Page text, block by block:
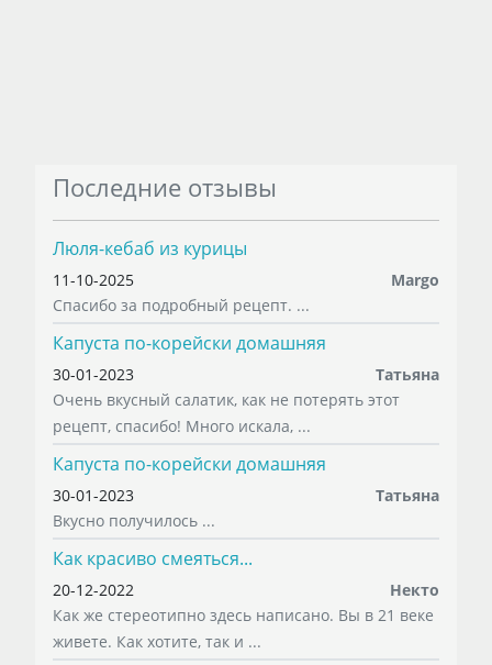
Последние отзывы
Люля-кебаб из курицы
11-10-2025
Margo
Спасибо за подробный рецепт. ...
Капуста по-корейски домашняя
30-01-2023
Татьяна
Очень вкусный салатик, как не потерять этот
рецепт, спасибо! Много искала, ...
Капуста по-корейски домашняя
30-01-2023
Татьяна
Вкусно получилось ...
Как красиво смеяться...
20-12-2022
Некто
Как же стереотипно здесь написано. Вы в 21 веке
живете. Как хотите, так и ...